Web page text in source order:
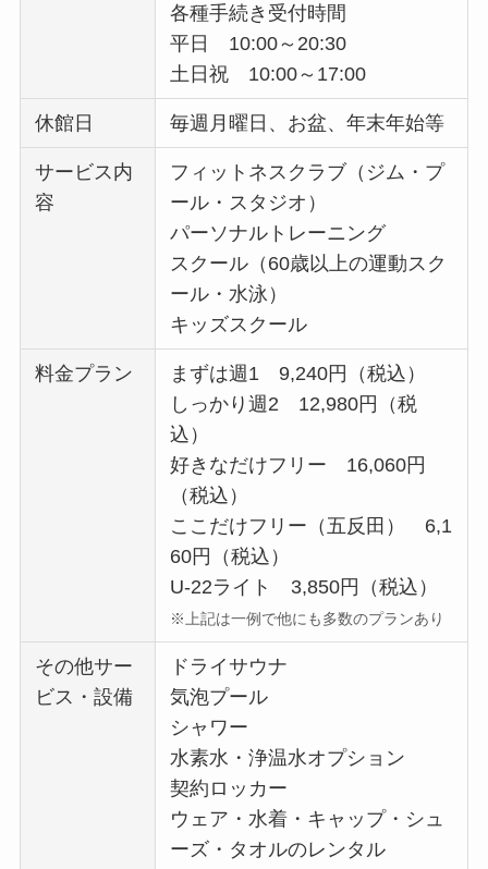
各種手続き受付時間
平日 10:00～20:30
土日祝 10:00～17:00
休館日 毎週月曜日、お盆、年末年始等
サービス内
容
フィットネスクラブ（ジム・プ
ール・スタジオ）
パーソナルトレーニング
スクール（60歳以上の運動スク
ール・水泳）
キッズスクール
料金プラン
まずは週1 9,240円（税込）
しっかり週2 12,980円（税
込）
好きなだけフリー 16,060円
（税込）
ここだけフリー（五反田） 6,1
60円（税込）
U-22ライト 3,850円（税込）
※上記は一例で他にも多数のプランあり
その他サー
ビス・設備
ドライサウナ
気泡プール
シャワー
水素水・浄温水オプション
契約ロッカー
ウェア・水着・キャップ・シュ
ーズ・タオルのレンタル